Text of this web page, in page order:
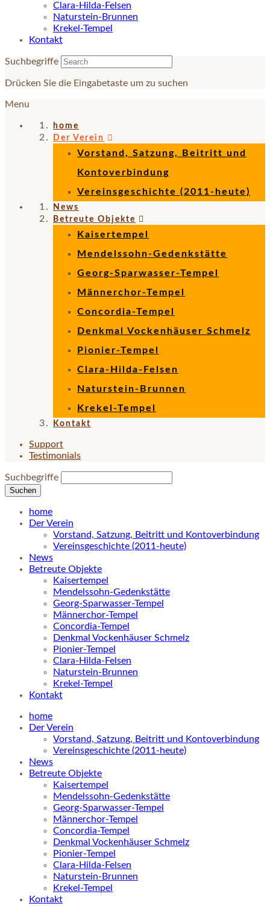
Clara-Hilda-Felsen
Naturstein-Brunnen
Krekel-Tempel
Kontakt
Suchbegriffe
Drücken Sie die Eingabetaste um zu suchen
Menu
home
Der Verein
Vorstand, Satzung, Beitritt und
Kontoverbindung
Vereinsgeschichte (2011-heute)
News
Betreute Objekte
Kaisertempel
Mendelssohn-Gedenkstätte
Georg-Sparwasser-Tempel
Männerchor-Tempel
Concordia-Tempel
Denkmal Vockenhäuser Schmelz
Pionier-Tempel
Clara-Hilda-Felsen
Naturstein-Brunnen
Krekel-Tempel
Kontakt
Support
Testimonials
Suchbegriffe
Suchen
home
Der Verein
Vorstand, Satzung, Beitritt und Kontoverbindung
Vereinsgeschichte (2011-heute)
News
Betreute Objekte
Kaisertempel
Mendelssohn-Gedenkstätte
Georg-Sparwasser-Tempel
Männerchor-Tempel
Concordia-Tempel
Denkmal Vockenhäuser Schmelz
Pionier-Tempel
Clara-Hilda-Felsen
Naturstein-Brunnen
Krekel-Tempel
Kontakt
home
Der Verein
Vorstand, Satzung, Beitritt und Kontoverbindung
Vereinsgeschichte (2011-heute)
News
Betreute Objekte
Kaisertempel
Mendelssohn-Gedenkstätte
Georg-Sparwasser-Tempel
Männerchor-Tempel
Concordia-Tempel
Denkmal Vockenhäuser Schmelz
Pionier-Tempel
Clara-Hilda-Felsen
Naturstein-Brunnen
Krekel-Tempel
Kontakt